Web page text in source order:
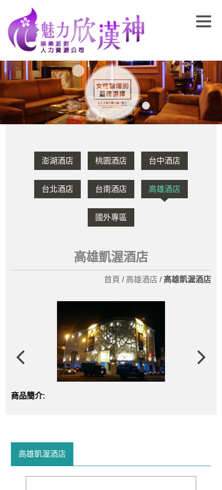
澎湖酒店 桃園酒店 台中酒店
台北酒店 台南酒店 高雄酒店
國外專區
高雄凱渥酒店
首頁 / 高雄酒店 / 高雄凱渥酒店
商品簡介:
高雄凱渥酒店